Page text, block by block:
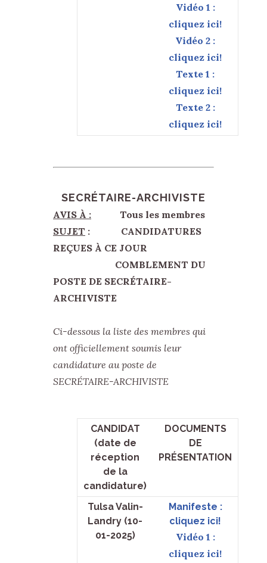
Vidéo 1 :
cliquez ici!
Vidéo 2 :
cliquez ici!
Texte 1 :
cliquez ici!
Texte 2 :
cliquez ici!
SECRÉTAIRE-ARCHIVISTE
AVIS À : Tous les membres
SUJET : CANDIDATURES
REÇUES À CE JOUR
COMBLEMENT DU
POSTE DE SECRÉTAIRE-
ARCHIVISTE
Ci-dessous la liste des membres qui
ont officiellement soumis leur
candidature au poste de
SECRÉTAIRE-ARCHIVISTE
CANDIDAT
(date de
réception
de la
candidature)
DOCUMENTS
DE
PRÉSENTATION
Tulsa Valin-
Landry (10-
01-2025)
Manifeste :
cliquez ici!
Vidéo 1 :
cliquez ici!